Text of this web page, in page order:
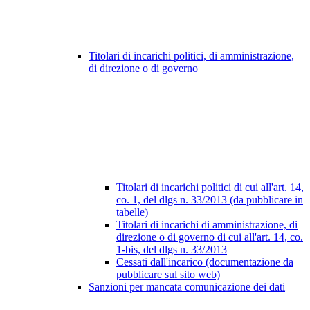
Titolari di incarichi politici, di amministrazione,
di direzione o di governo
Titolari di incarichi politici di cui all'art. 14,
co. 1, del dlgs n. 33/2013 (da pubblicare in
tabelle)
Titolari di incarichi di amministrazione, di
direzione o di governo di cui all'art. 14, co.
1-bis, del dlgs n. 33/2013
Cessati dall'incarico (documentazione da
pubblicare sul sito web)
Sanzioni per mancata comunicazione dei dati